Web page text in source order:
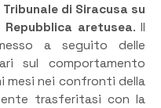
di Siracusa su
aretusea. Il
a seguito delle
sul comportamento
mesi nei confronti della
trasferitasi con la